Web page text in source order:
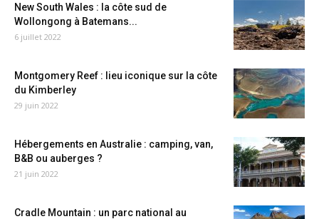
New South Wales : la côte sud de
Wollongong à Batemans...
6 juillet 2022
Montgomery Reef : lieu iconique sur la côte
du Kimberley
29 juin 2022
Hébergements en Australie : camping, van,
B&B ou auberges ?
21 juin 2022
Cradle Mountain : un parc national au